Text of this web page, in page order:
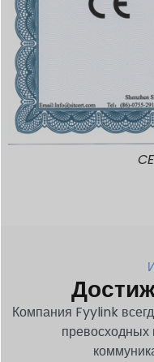
Компания Fyylink
превосходных